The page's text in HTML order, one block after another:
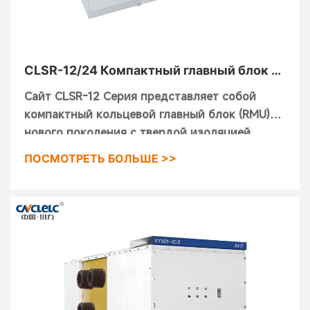
CLSR-12/24 Компактный главный блок с
твердой изоляцией (RMU)
Сайт CLSR-12 Серия представляет собой
компактный кольцевой главный блок (RMU)
нового поколения с твердой изоляцией,
эксплуатационной безопасности в сетях
основным блоком в распределительных
системах и включает в себя такие модульные
компоненты, как автоматические
выключатели с трехпозиционными
разъединителями, выключатели нагрузки с
трехпозиционными разъединителями,
ПОСМОТРЕТЬ БОЛЬШЕ >>